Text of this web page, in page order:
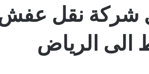
شركة نقل
الرياض